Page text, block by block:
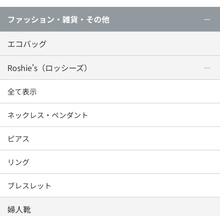
ファッション・雑貨・その他
エコバッグ
Roshie's（ロッシーズ）
全て表示
ネックレス・ペンダント
ピアス
リング
ブレスレット
婦人靴